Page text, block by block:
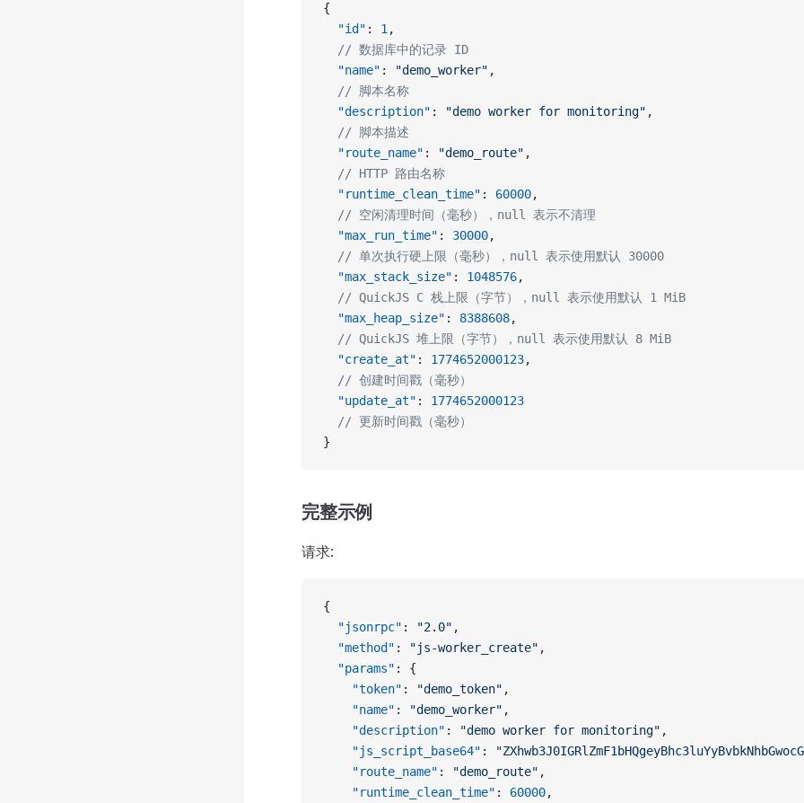
{
  "id"
: 1 ,
  // 数据库中的记录 ID
  "name"
: "demo_worker" ,
  // 脚本名称
  "description"
: "demo worker for monitoring" ,
  // 脚本描述
  "route_name"
: "demo_route" ,
  // HTTP 路由名称
  "runtime_clean_time"
: 60000,
  // 空闲清理时间（毫秒），null 表示不清理
  "max_run_time"
: 30000,
  // 单次执行硬上限（毫秒），null 表示使用默认 30000
  "max_stack_size"
: 1048576,
  // QuickJS C 栈上限（字节），null 表示使用默认 1 MiB
  "max_heap_size"
: 8388608,
  // QuickJS 堆上限（字节），null 表示使用默认 8 MiB
  "create_at"
: 1774652000123,
  // 创建时间戳（毫秒）
  "update_at"
: 1774652000123
  // 更新时间戳（毫秒）
}
完整示例
请求:
{
  "jsonrpc"
: "2.0" ,
  "method"
: "js-worker_create" ,
  "params"
: {
    "token"
: "demo_token" ,
    "name"
: "demo_worker" ,
    "description"
: "demo worker for monitoring" ,
    "js_script_base64"
:
    "route_name"
: "demo_route" ,
    "runtime_clean_time"
: 60000,